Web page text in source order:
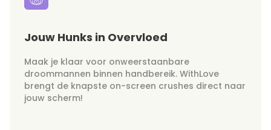
Jouw Hunks in Overvloed
Maak je klaar voor onweerstaanbare
droommannen binnen handbereik. WithLove
brengt de knapste on-screen crushes direct naar
jouw scherm!